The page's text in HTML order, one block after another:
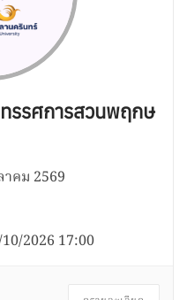
ทรรศการสวนพฤกษ
าคม 2569
2026 17:00